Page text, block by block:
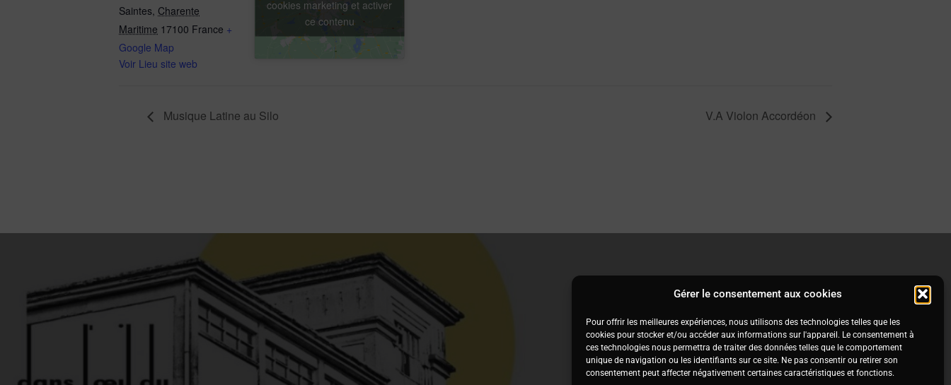
Gérer le consentement aux cookies
Pour offrir les meilleures expériences, nous utilisons des technologies telles que les
cookies pour stocker et/ou accéder aux informations sur l'appareil. Le consentement à
ces technologies nous permettra de traiter des données telles que le comportement
unique de navigation ou les identifiants sur ce site. Ne pas consentir ou retirer son
consentement peut affecter négativement certaines caractéristiques et fonctions.
Saintes, Charente
Maritime 17100 France +
Google Map
Voir Lieu site web
cookies marketing et activer
ce contenu
Musique Latine au Silo V.A Violon Accordéon